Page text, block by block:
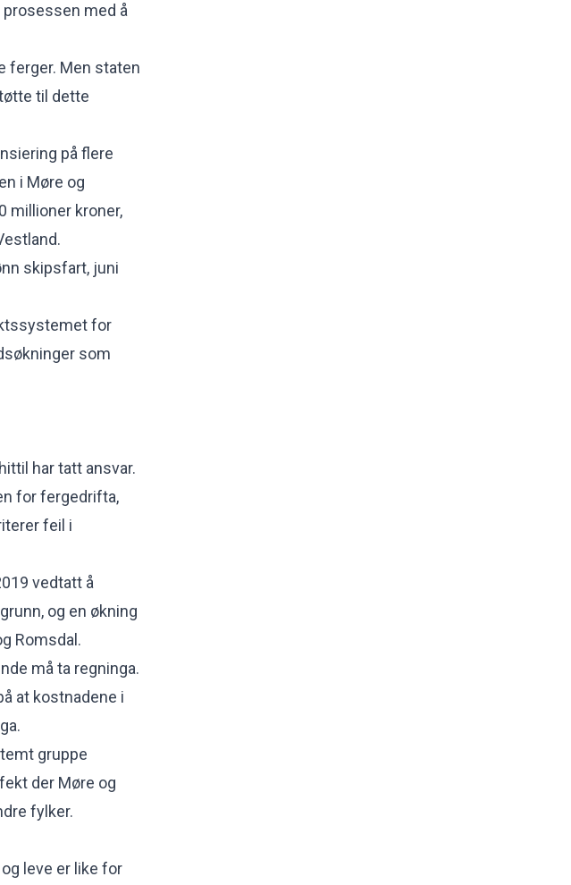
med å
ferger. Men staten
til dette
på flere
i Møre og
millioner kroner,
skipsfart, juni
for
som
har tatt ansvar.
for fergedrifta,
feil i
vedtatt å
og en økning
Romsdal.
må ta regninga.
at kostnadene i
gruppe
der Møre og
fylker.
leve er like for